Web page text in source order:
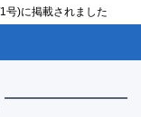
号)に掲載されました